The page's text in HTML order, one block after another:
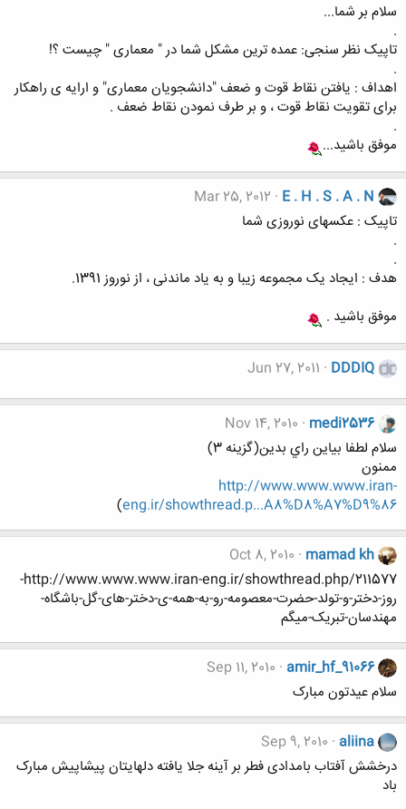
سلام بر شما...
.
تاپیک نظر سنجی: عمده ترین مشکل شما در " معماری " چیست ؟!
.
اهداف : یافتن نقاط قوت و ضعف "دانشجویان معماری" و ارایه ی راهکار
برای تقویت نقاط قوت ، و بر طرف نمودن نقاط ضعف .
.
موفق باشید...
E . H . S . A . N
Mar 25, 2012
تاپیک : عکسهای نوروزی شما
.
.
هدف : ایجاد یک مجموعه زیبا و به یاد ماندنی ، از نوروز 1391.
موفق باشید .
DDDIQ
Jun 27, 2011
medi2536
Nov 14, 2010
سلام لطفا بياين راي بدين(گزينه 3)
ممنون
http://www.www.www.iran-
eng.ir/showthread.p...A8%D8%A7%D9%86
)
mamad kh
Oct 8, 2010
http://www.www.www.iran-eng.ir/showthread.php/211577-
روز-دختر-و-تولد-حضرت-معصومه-رو-به-همه-ی-دختر-های-گل-باشگاه-
مهندسان-تبریک-میگم
amir_hf_91066
Sep 11, 2010
سلام عیدتون مبارک
aliina
Sep 9, 2010
درخشش آفتاب بامدادی فطر بر آینه جلا یافته دلهایتان پیشاپیش مبارک
باد